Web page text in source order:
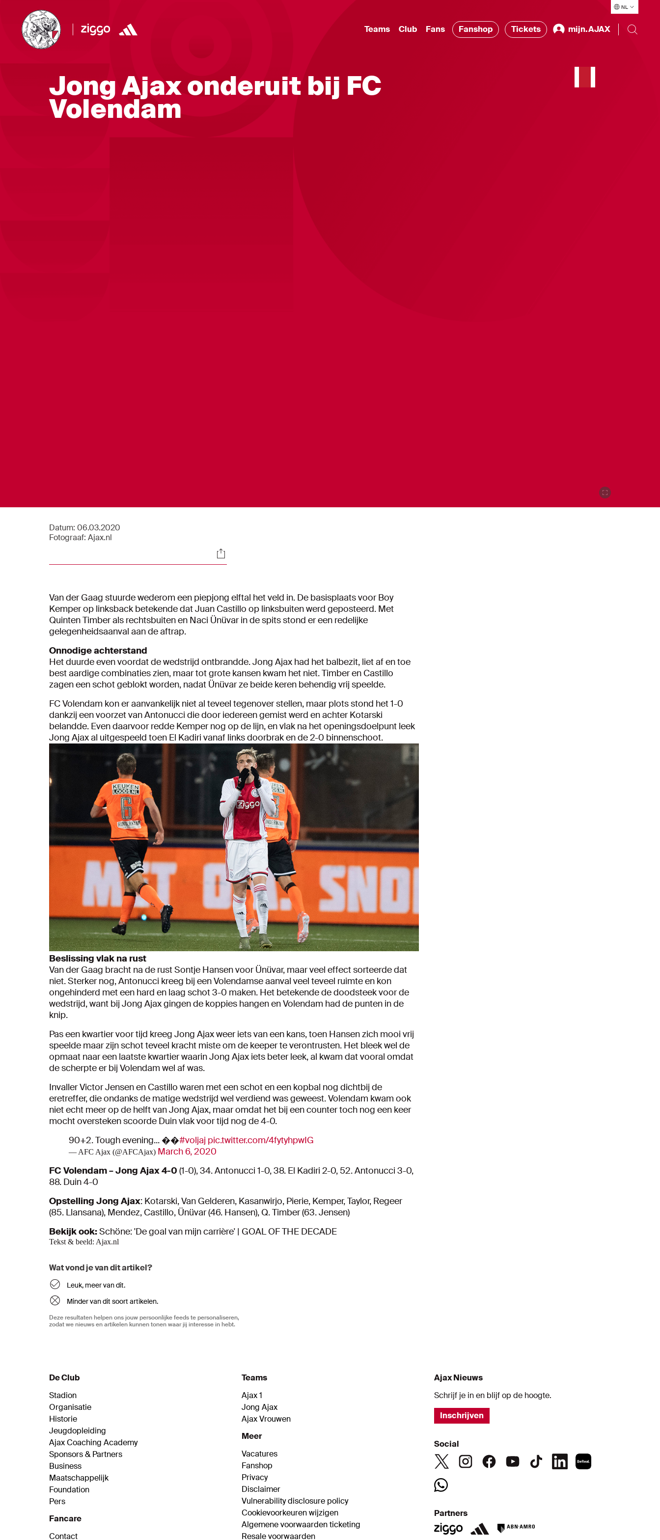
NL
Teams Club Fans Fanshop Tickets mijn.AJAX
Jong Ajax onderuit bij FC
Volendam
Datum: 06.03.2020
Fotograaf: Ajax.nl
Socials
Van der Gaag stuurde wederom een piepjong elftal het veld in. De basisplaats voor Boy
Kemper op linksback betekende dat Juan Castillo op linksbuiten werd geposteerd. Met
Quinten Timber als rechtsbuiten en Naci Ünüvar in de spits stond er een redelijke
gelegenheidsaanval aan de aftrap.
Onnodige achterstand
Het duurde even voordat de wedstrijd ontbrandde. Jong Ajax had het balbezit, liet af en toe
best aardige combinaties zien, maar tot grote kansen kwam het niet. Timber en Castillo
zagen een schot geblokt worden, nadat Ünüvar ze beide keren behendig vrij speelde.
FC Volendam kon er aanvankelijk niet al teveel tegenover stellen, maar plots stond het 1-0
dankzij een voorzet van Antonucci die door iedereen gemist werd en achter Kotarski
belandde. Even daarvoor redde Kemper nog op de lijn, en vlak na het openingsdoelpunt leek
Jong Ajax al uitgespeeld toen El Kadiri vanaf links doorbrak en de 2-0 binnenschoot.
Beslissing vlak na rust
Van der Gaag bracht na de rust Sontje Hansen voor Ünüvar, maar veel effect sorteerde dat
niet. Sterker nog, Antonucci kreeg bij een Volendamse aanval veel teveel ruimte en kon
ongehinderd met een hard en laag schot 3-0 maken. Het betekende de doodsteek voor de
wedstrijd, want bij Jong Ajax gingen de koppies hangen en Volendam had de punten in de
knip.
Pas een kwartier voor tijd kreeg Jong Ajax weer iets van een kans, toen Hansen zich mooi vrij
speelde maar zijn schot teveel kracht miste om de keeper te verontrusten. Het bleek wel de
opmaat naar een laatste kwartier waarin Jong Ajax iets beter leek, al kwam dat vooral omdat
de scherpte er bij Volendam wel af was.
Invaller Victor Jensen en Castillo waren met een schot en een kopbal nog dichtbij de
eretreffer, die ondanks de matige wedstrijd wel verdiend was geweest. Volendam kwam ook
niet echt meer op de helft van Jong Ajax, maar omdat het bij een counter toch nog een keer
mocht oversteken scoorde Duin vlak voor tijd nog de 4-0.
90+2. Tough evening... ��#voljaj pic.twitter.com/4fytyhpwIG
— AFC Ajax (@AFCAjax) March 6, 2020
FC Volendam – Jong Ajax 4-0 (1-0), 34. Antonucci 1-0, 38. El Kadiri 2-0, 52. Antonucci 3-0,
88. Duin 4-0
Opstelling Jong Ajax: Kotarski, Van Gelderen, Kasanwirjo, Pierie, Kemper, Taylor, Regeer
(85. Llansana), Mendez, Castillo, Ünüvar (46. Hansen), Q. Timber (63. Jensen)
Bekijk ook:Schöne: 'De goal van mijn carrière' | GOAL OF THE DECADE
Tekst & beeld: Ajax.nl
Wat vond je van dit artikel?
Leuk, meer van dit.
Minder van dit soort artikelen.
Deze resultaten helpen ons jouw persoonlijke feeds te personaliseren,
zodat we nieuws en artikelen kunnen tonen waar jij interesse in hebt.
De Club
Stadion
Organisatie
Historie
Jeugdopleiding
Ajax Coaching Academy
Sponsors & Partners
Business
Maatschappelijk
Foundation
Pers
Fancare
Contact
Teams
Ajax 1
Jong Ajax
Ajax Vrouwen
Meer
Vacatures
Fanshop
Privacy
Disclaimer
Vulnerability disclosure policy
Cookievoorkeuren wijzigen
Algemene voorwaarden ticketing
Resale voorwaarden
Ajax Nieuws
Schrijf je in en blijf op de hoogte.
Inschrijven
Social
Partners